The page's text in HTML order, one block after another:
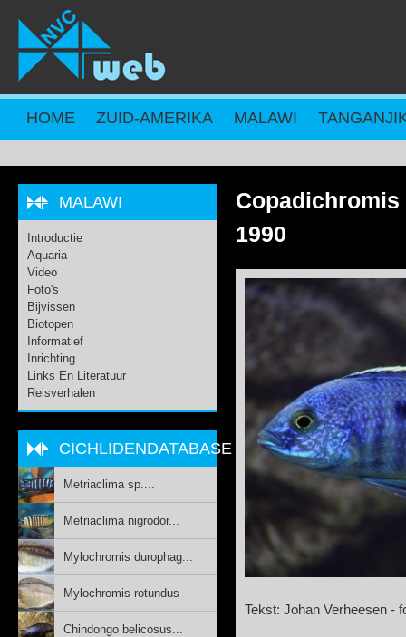
Overslaan en naar de inhoud gaan
HOME ZUID-AMERIKA MALAWI
Copadichromis
1990
Tekst: Johan Verheesen -
MALAWI
Introductie
Aquaria
Video
Foto's
Bijvissen
Biotopen
Informatief
Inrichting
Links En Literatuur
Reisverhalen
CICHLIDENDATABASE
Metriaclima sp....
Metriaclima nigrodor...
Mylochromis durophag...
Mylochromis rotundus
Chindongo belicosus...